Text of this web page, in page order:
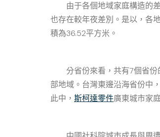
由于各個地域家庭構造的差
也存在較年夜差別。是以，各
積為36.52平方米。
分省份來看，共有7個省份
部地域。台灣東邊沿海省份中
此中， 斯柯達零件廣東城市家